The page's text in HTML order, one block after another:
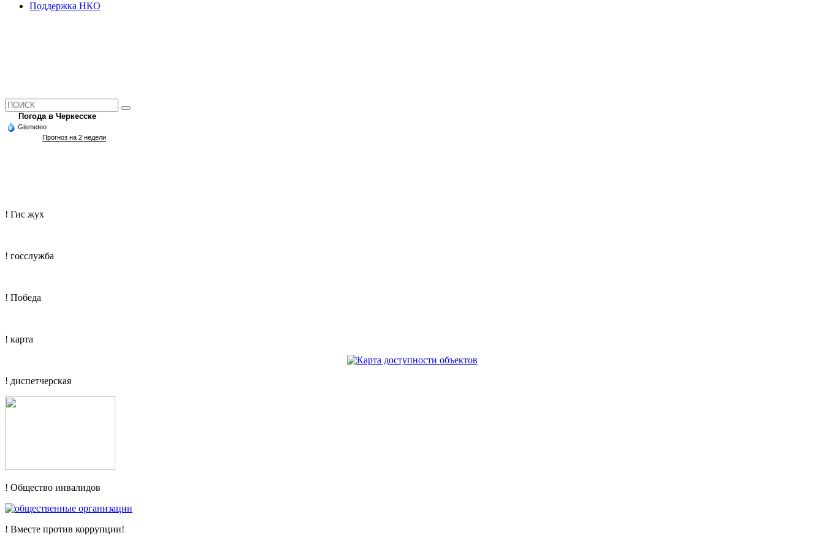
Поддержка НКО
Погода в Черкесске
Gismeteo
Прогноз на 2 недели
! Гис жух
! госслужба
! Победа
! карта
! диспетчерская
! Общество инвалидов
! Вместе против коррупции!